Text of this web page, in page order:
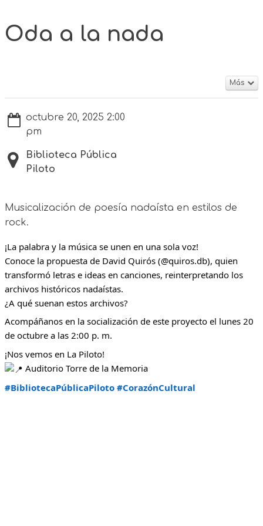
Oda a la nada
Más
octubre 20, 2025 2:00
pm
Biblioteca Pública
Piloto
Musicalización de poesía nadaísta en estilos de
rock.
¡La palabra y la música se unen en una sola voz!
Conoce la propuesta de David Quirós (@quiros.db), quien
transformó letras e ideas en canciones, reinterpretando los
archivos históricos nadaístas.
¿A qué suenan estos archivos?
Acompáñanos en la socialización de este proyecto el lunes 20
de octubre a las 2:00 p. m.
¡Nos vemos en La Piloto!
Auditorio Torre de la Memoria
#BibliotecaPúblicaPiloto #CorazónCultural